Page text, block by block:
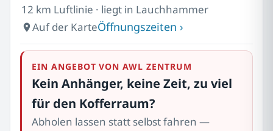
12 km Luftlinie · liegt in Lauchhammer
Auf der KarteÖffnungszeiten ›
EIN ANGEBOT VON AWL ZENTRUM
Kein Anhänger, keine Zeit, zu viel
für den Kofferraum?
Abholen lassen statt selbst fahren —